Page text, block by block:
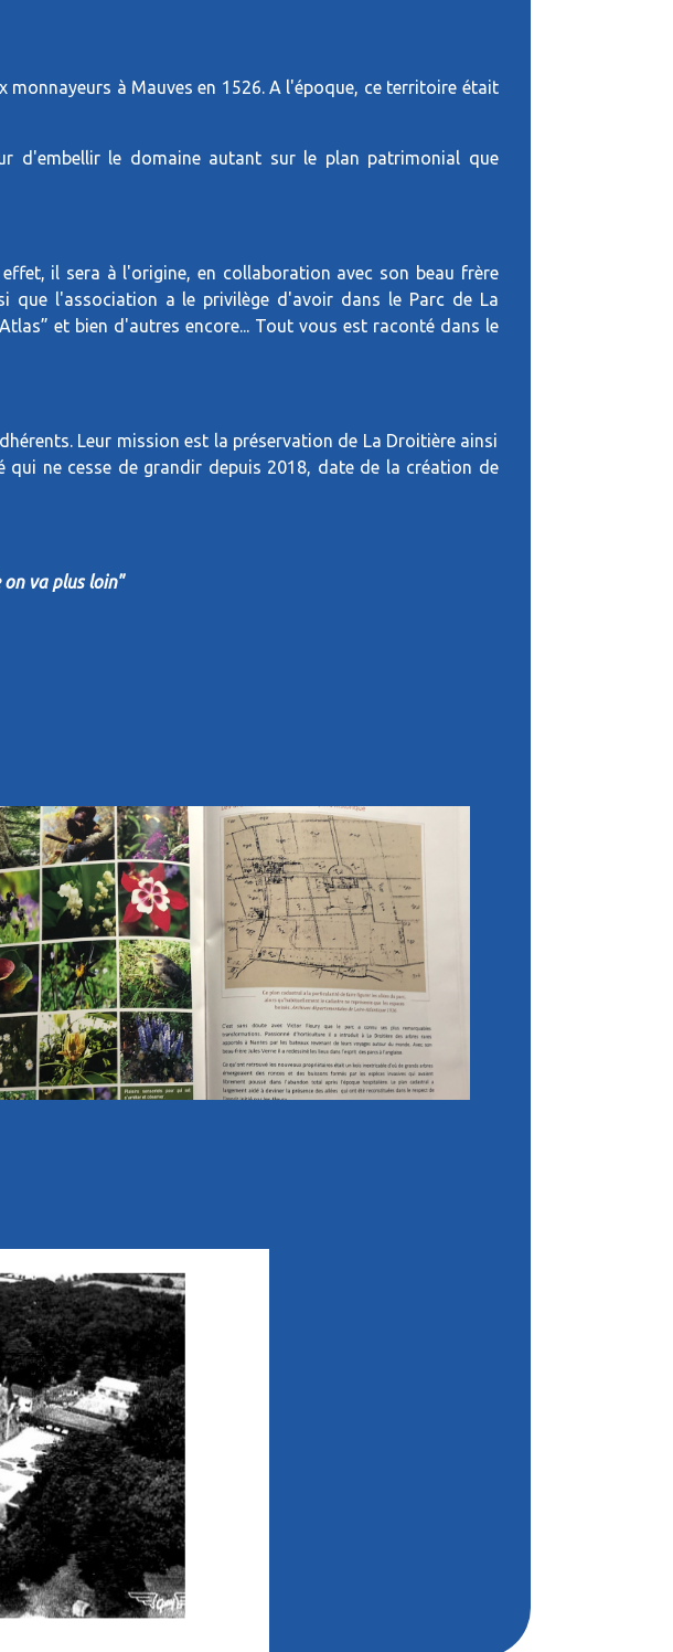
à Mauves en 1526. A l'époque, ce territoire était
d'embellir le domaine autant sur le plan patrimonial que
il sera à l'origine, en collaboration avec son beau frère
que l'association a le privilège d'avoir dans le Parc de La
et bien d'autres encore... Tout vous est raconté dans le
Leur mission est la préservation de La Droitière ainsi
ne cesse de grandir depuis 2018, date de la création de
on va plus loin"